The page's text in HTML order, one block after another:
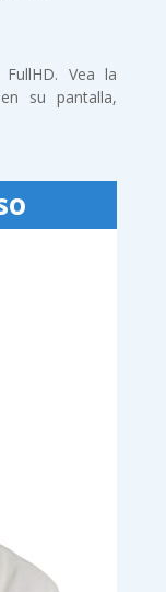
Vea la
su pantalla,